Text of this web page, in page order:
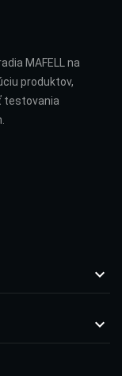
MAFELL na
produktov,
testovania

